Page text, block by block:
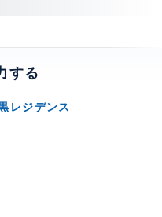
する
レジデンス